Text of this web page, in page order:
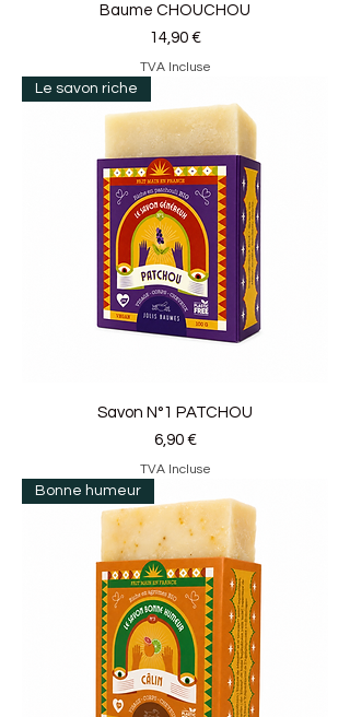
Baume CHOUCHOU
Prix
14,90 €
TVA Incluse
Le savon riche
Savon N°1 PATCHOU
Prix
6,90 €
TVA Incluse
Bonne humeur